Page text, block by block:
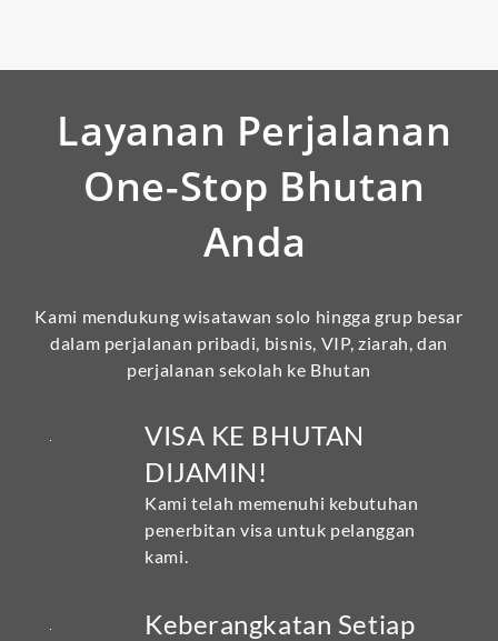
Layanan Perjalanan
One-Stop Bhutan
Anda
Kami mendukung wisatawan solo hingga grup besar
dalam perjalanan pribadi, bisnis, VIP, ziarah, dan
perjalanan sekolah ke Bhutan
VISA KE BHUTAN
DIJAMIN!
Kami telah memenuhi kebutuhan
penerbitan visa untuk pelanggan
kami.
Keberangkatan Setiap